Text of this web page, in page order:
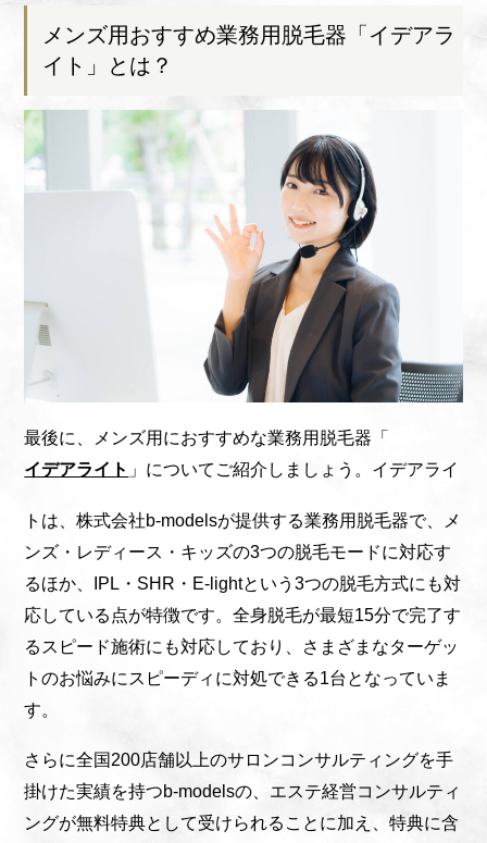
メンズ用おすすめ業務用脱毛器「イデアラ
イト」とは？
最後に、メンズ用におすすめな業務用脱毛器「
イデアライト 」についてご紹介しましょう。イデアライ
トは、株式会社b-modelsが提供する業務用脱毛器で、メ
ンズ・レディース・キッズの3つの脱毛モードに対応す
るほか、IPL・SHR・E-lightという3つの脱毛方式にも対
応している点が特徴です。全身脱毛が最短15分で完了す
るスピード施術にも対応しており、さまざまなターゲッ
トのお悩みにスピーディに対処できる1台となっていま
す。
さらに全国200店舗以上のサロンコンサルティングを手
掛けた実績を持つb-modelsの、エステ経営コンサルティ
ングが無料特典として受けられることに加え、特典に含